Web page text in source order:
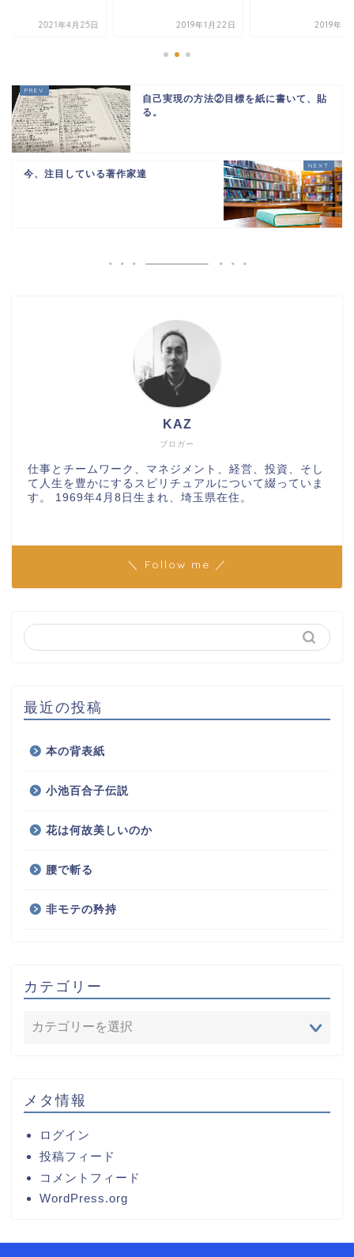
2021年4月25日 2019年1月22日 2019年9
自己実現の方法②目標を紙に書いて、貼
る。
今、注目している著作家達
ブロガー
KAZ
仕事とチームワーク、マネジメント、経営、投資、そし
て人生を豊かにするスピリチュアルについて綴っていま
す。 1969年4月8日生まれ、埼玉県在住。
＼ Follow me ／
最近の投稿
本の背表紙
小池百合子伝説
花は何故美しいのか
腰で斬る
非モテの矜持
カテゴリー
メタ情報
ログイン
投稿フィード
コメントフィード
WordPress.org